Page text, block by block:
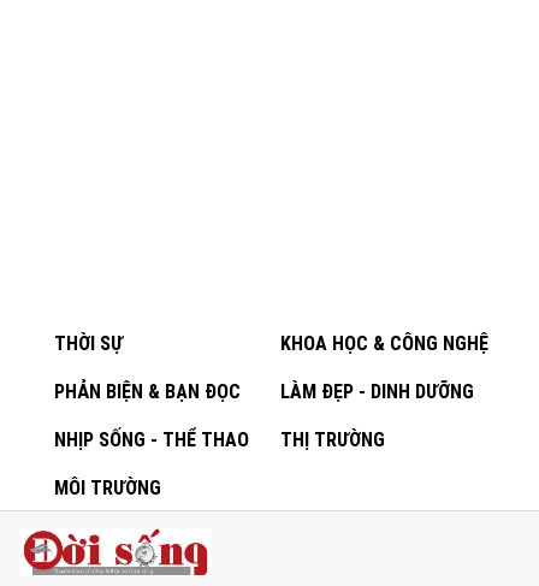
THỜI SỰ KHOA HỌC & CÔNG NGHỆ
PHẢN BIỆN & BẠN ĐỌC LÀM ĐẸP - DINH DƯỠNG
NHỊP SỐNG - THỂ THAO THỊ TRƯỜNG
MÔI TRƯỜNG